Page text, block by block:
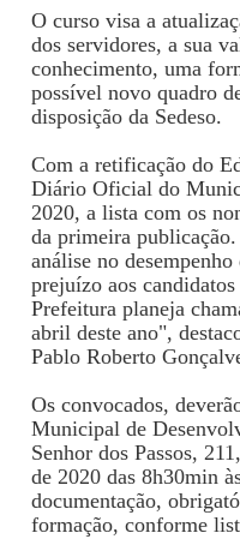
O curso visa a
dos servidores, a sua
conhecimento, uma
possível novo quadro
disposição da Sedeso.
Com a retificação do
Diário Oficial do
2020, a lista com os
da primeira
análise no
prejuízo aos
Prefeitura planeja
abril deste ano",
Pablo Roberto
Os convocados,
Municipal de
Senhor dos Passos,
de 2020 das 8h30min
documentação,
formação, conforme